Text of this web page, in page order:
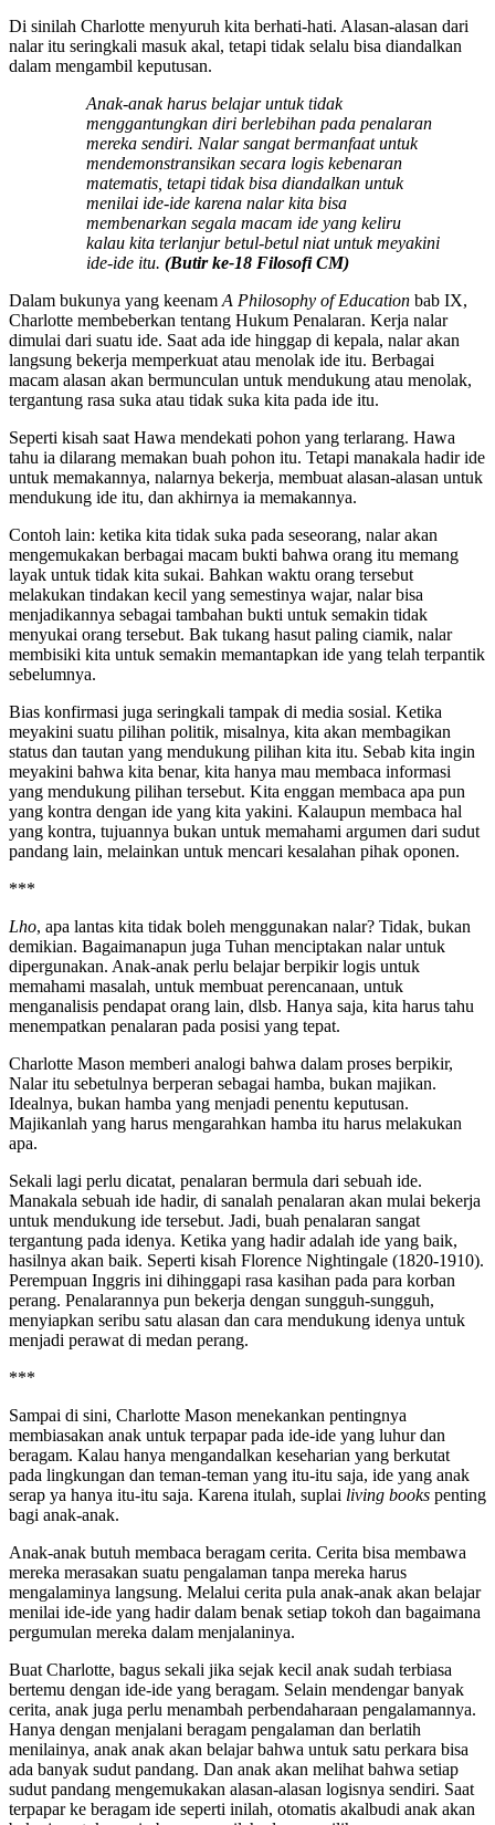
Di sinilah Charlotte menyuruh kita berhati-hati. Alasan-alasan dari
nalar itu seringkali masuk akal, tetapi tidak selalu bisa diandalkan
dalam mengambil keputusan.
Anak-anak harus belajar untuk tidak
menggantungkan diri berlebihan pada penalaran
mereka sendiri. Nalar sangat bermanfaat untuk
mendemonstransikan secara logis kebenaran
matematis, tetapi tidak bisa diandalkan untuk
menilai ide-ide karena nalar kita bisa
membenarkan segala macam ide yang keliru
kalau kita terlanjur betul-betul niat untuk meyakini
ide-ide itu. (Butir ke-18 Filosofi CM)
Dalam bukunya yang keenam A Philosophy of Education bab IX,
Charlotte membeberkan tentang Hukum Penalaran. Kerja nalar
dimulai dari suatu ide. Saat ada ide hinggap di kepala, nalar akan
langsung bekerja memperkuat atau menolak ide itu. Berbagai
macam alasan akan bermunculan untuk mendukung atau menolak,
tergantung rasa suka atau tidak suka kita pada ide itu.
Seperti kisah saat Hawa mendekati pohon yang terlarang. Hawa
tahu ia dilarang memakan buah pohon itu. Tetapi manakala hadir ide
untuk memakannya, nalarnya bekerja, membuat alasan-alasan untuk
mendukung ide itu, dan akhirnya ia memakannya.
Contoh lain: ketika kita tidak suka pada seseorang, nalar akan
mengemukakan berbagai macam bukti bahwa orang itu memang
layak untuk tidak kita sukai. Bahkan waktu orang tersebut
melakukan tindakan kecil yang semestinya wajar, nalar bisa
menjadikannya sebagai tambahan bukti untuk semakin tidak
menyukai orang tersebut. Bak tukang hasut paling ciamik, nalar
membisiki kita untuk semakin memantapkan ide yang telah terpantik
sebelumnya.
Bias konfirmasi juga seringkali tampak di media sosial. Ketika
meyakini suatu pilihan politik, misalnya, kita akan membagikan
status dan tautan yang mendukung pilihan kita itu. Sebab kita ingin
meyakini bahwa kita benar, kita hanya mau membaca informasi
yang mendukung pilihan tersebut. Kita enggan membaca apa pun
yang kontra dengan ide yang kita yakini. Kalaupun membaca hal
yang kontra, tujuannya bukan untuk memahami argumen dari sudut
pandang lain, melainkan untuk mencari kesalahan pihak oponen.
***
Lho, apa lantas kita tidak boleh menggunakan nalar? Tidak, bukan
demikian. Bagaimanapun juga Tuhan menciptakan nalar untuk
dipergunakan. Anak-anak perlu belajar berpikir logis untuk
memahami masalah, untuk membuat perencanaan, untuk
menganalisis pendapat orang lain, dlsb. Hanya saja, kita harus tahu
menempatkan penalaran pada posisi yang tepat.
Charlotte Mason memberi analogi bahwa dalam proses berpikir,
Nalar itu sebetulnya berperan sebagai hamba, bukan majikan.
Idealnya, bukan hamba yang menjadi penentu keputusan.
Majikanlah yang harus mengarahkan hamba itu harus melakukan
apa.
Sekali lagi perlu dicatat, penalaran bermula dari sebuah ide.
Manakala sebuah ide hadir, di sanalah penalaran akan mulai bekerja
untuk mendukung ide tersebut. Jadi, buah penalaran sangat
tergantung pada idenya. Ketika yang hadir adalah ide yang baik,
hasilnya akan baik. Seperti kisah Florence Nightingale (1820-1910).
Perempuan Inggris ini dihinggapi rasa kasihan pada para korban
perang. Penalarannya pun bekerja dengan sungguh-sungguh,
menyiapkan seribu satu alasan dan cara mendukung idenya untuk
menjadi perawat di medan perang.
***
Sampai di sini, Charlotte Mason menekankan pentingnya
membiasakan anak untuk terpapar pada ide-ide yang luhur dan
beragam. Kalau hanya mengandalkan keseharian yang berkutat
pada lingkungan dan teman-teman yang itu-itu saja, ide yang anak
serap ya hanya itu-itu saja. Karena itulah, suplai living books penting
bagi anak-anak.
Anak-anak butuh membaca beragam cerita. Cerita bisa membawa
mereka merasakan suatu pengalaman tanpa mereka harus
mengalaminya langsung. Melalui cerita pula anak-anak akan belajar
menilai ide-ide yang hadir dalam benak setiap tokoh dan bagaimana
pergumulan mereka dalam menjalaninya.
Buat Charlotte, bagus sekali jika sejak kecil anak sudah terbiasa
bertemu dengan ide-ide yang beragam. Selain mendengar banyak
cerita, anak juga perlu menambah perbendaharaan pengalamannya.
Hanya dengan menjalani beragam pengalaman dan berlatih
menilainya, anak anak akan belajar bahwa untuk satu perkara bisa
ada banyak sudut pandang. Dan anak akan melihat bahwa setiap
sudut pandang mengemukakan alasan-alasan logisnya sendiri. Saat
terpapar ke beragam ide seperti inilah, otomatis akalbudi anak akan